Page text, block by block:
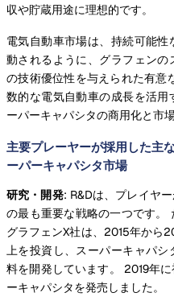
収や貯蔵用途に理想的です。
電気自動車市場は、持続可能
動されるように、グラフェン
の技術優位性を与えられた有意
数的な電気自動車の成長を活
ーパーキャパシタの商用化と市
主要プレーヤーが採用した主
ーパーキャパシタ市場
研究・開発: R&Dは、プレイヤ
の最も重要な戦略の一つです。
グラフェンX社は、2015年から
上を投資し、スーパーキャパ
料を開発しています。 2019年
ーキャパシタを発売しました。